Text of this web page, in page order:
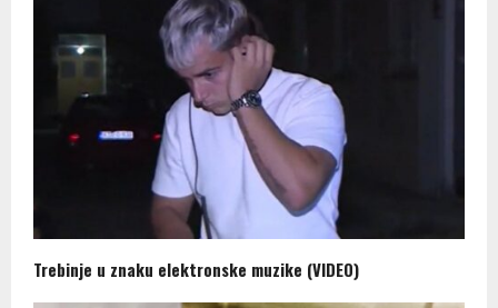
Trebinje u znaku elektronske muzike (VIDEO)